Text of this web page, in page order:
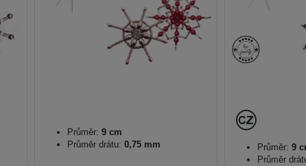
Průměr: 9 cm
Průměr drátu: 0,75 mm Průměr: 9
Průměr